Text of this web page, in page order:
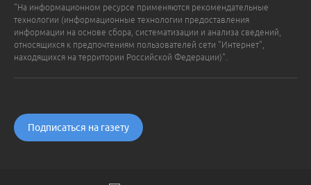
"На информационном ресурсе применяются рекомендательные
технологии (информационные технологии предоставления
информации на основе сбора, систематизации и анализа сведений,
относящихся к предпочтениям пользователей сети "Интернет",
находящихся на территории Российской Федерации)".
Подписаться на газету